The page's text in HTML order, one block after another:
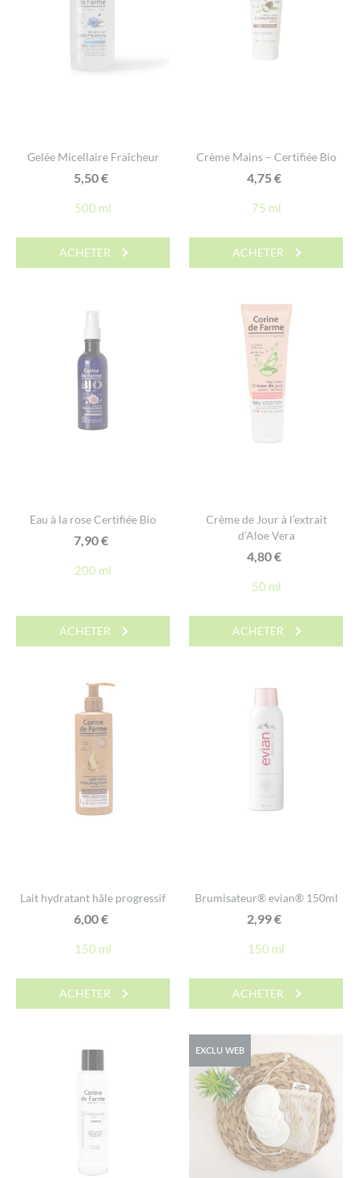
Gelée Micellaire Fraîcheur
5,50€
500 ml
ACHETER
Crème Mains – Certifiée Bio
4,75€
75 ml
ACHETER
Eau à la rose Certifiée Bio
7,90€
200 ml
ACHETER
Crème de Jour à l’extrait
d’Aloe Vera
4,80€
50 ml
ACHETER
Lait hydratant hâle progressif
6,00€
150 ml
ACHETER
Brumisateur® evian® 150ml
2,99€
150 ml
ACHETER
EXCLU WEB